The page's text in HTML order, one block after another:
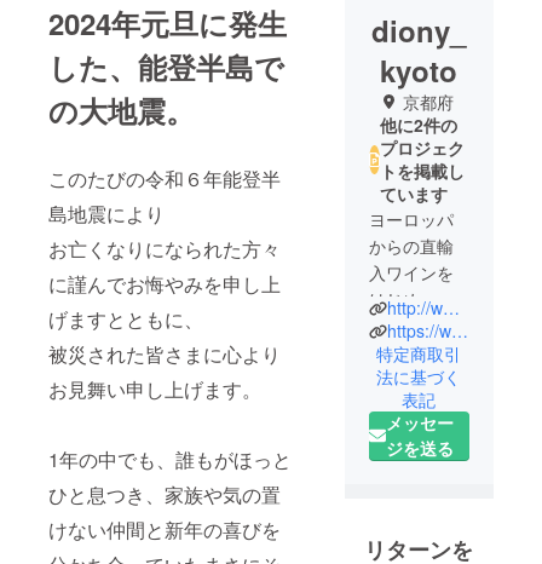
2024年元旦に発生
した、能登半島で
の大地震。
このたびの令和６年能登半
島地震により
お亡くなりになられた方々
に謹んでお悔やみを申し上
げますとともに、
被災された皆さまに心より
お見舞い申し上げます。
1年の中でも、誰もがほっと
ひと息つき、家族や気の置
けない仲間と新年の喜びを
diony_
kyoto
京都府
他に2件の
プロジェク
トを掲載し
ています
ヨーロッパ
からの直輸
入ワインを
はじめ、全
国の國酒お
よび加工食
品を取り扱
う専門の卸
商社です。
http://www.diony.com/
https://www.facebook.com/dionyavecj
特定商取引
法に基づく
表記
メッセー
ジを送る
リターンを